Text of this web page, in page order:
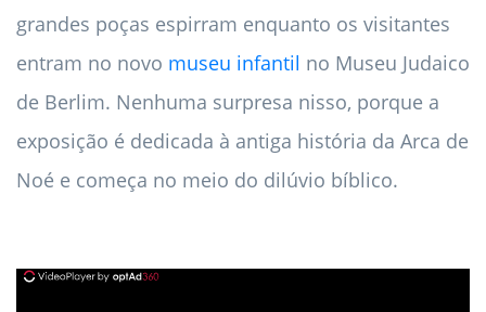
grandes poças espirram enquanto os visitantes
entram no novo museu infantil no Museu Judaico
de Berlim. Nenhuma surpresa nisso, porque a
exposição é dedicada à antiga história da Arca de
Noé e começa no meio do dilúvio bíblico.